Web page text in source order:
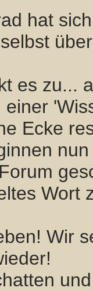
hat
es zu...
Ecke
Wort
Wir